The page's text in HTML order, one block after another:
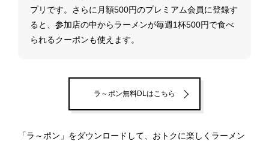
プリです。さらに月額500円のプレミアム会員に登録す
ると、参加店の中からラーメンが毎週1杯500円で食べ
られるクーポンも使えます。
ラ～ポン無料DLはこちら
「ラ～ポン」をダウンロードして、おトクに楽しくラーメン